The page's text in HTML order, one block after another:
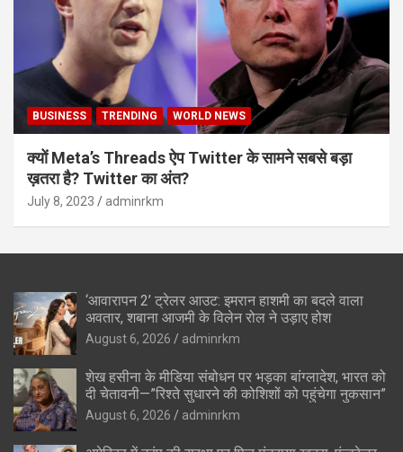
BUSINESS TRENDING WORLD NEWS
क्यों Meta’s Threads ऐप Twitter के सामने सबसे बड़ा
ख़तरा है? Twitter का अंत?
July 8, 2023 adminrkm
‘आवारापन 2’ ट्रेलर आउट: इमरान हाशमी का बदले वाला
अवतार, शबाना आजमी के विलेन रोल ने उड़ाए होश
August 6, 2026 adminrkm
शेख हसीना के मीडिया संबोधन पर भड़का बांग्लादेश, भारत को
दी चेतावनी—”रिश्ते सुधारने की कोशिशों को पहुंचेगा नुकसान”
August 6, 2026 adminrkm